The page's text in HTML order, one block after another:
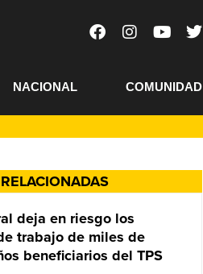
NACIONAL COMUNIDAD
deja en riesgo los
trabajo de miles de
beneficiarios del TPS